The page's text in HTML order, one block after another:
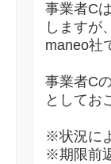
事業者C
しますが、
maneo社
事業者C
としてお
※状況に
※期限前